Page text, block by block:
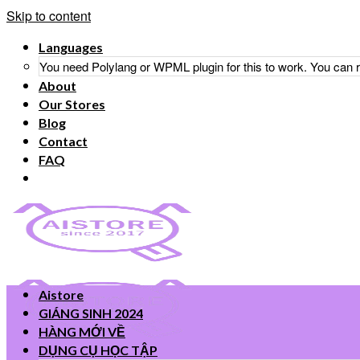
Skip to content
Languages
You need Polylang or WPML plugin for this to work. You
About
Our Stores
Blog
Contact
FAQ
Aistore
GIÁNG SINH 2024
HÀNG MỚI VỀ
DỤNG CỤ HỌC TẬP